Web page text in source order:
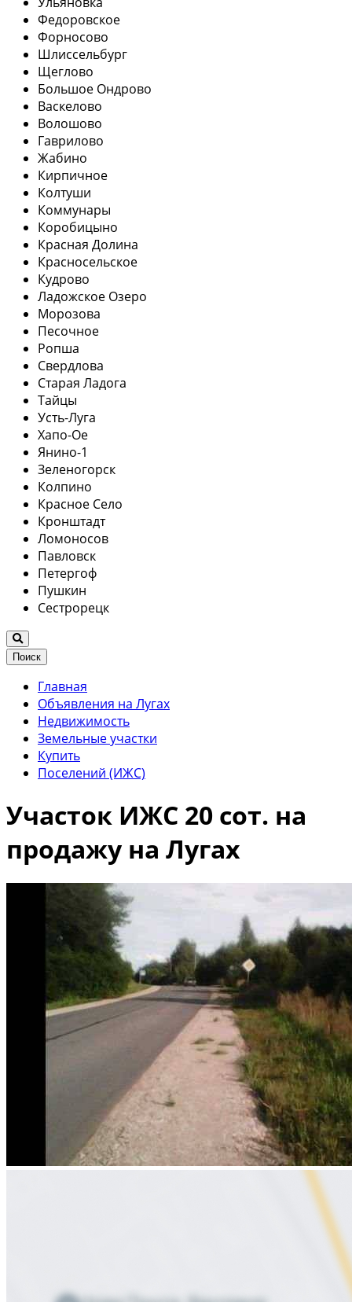
Федоровское
Форносово
Шлиссельбург
Щеглово
Большое Ондрово
Васкелово
Волошово
Гаврилово
Жабино
Кирпичное
Колтуши
Коммунары
Коробицыно
Красная Долина
Красносельское
Кудрово
Ладожское Озеро
Морозова
Песочное
Ропша
Свердлова
Старая Ладога
Тайцы
Усть-Луга
Хапо-Ое
Янино-1
Зеленогорск
Колпино
Красное Село
Кронштадт
Ломоносов
Павловск
Петергоф
Пушкин
Сестрорецк
Поиск
Главная
Объявления на Лугах
Недвижимость
Земельные участки
Купить
Поселений (ИЖС)
Участок ИЖС 20 сот. на
продажу на Лугах